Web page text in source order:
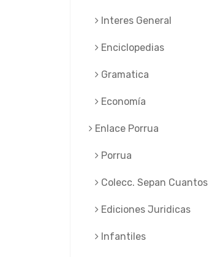
Interes General
Enciclopedias
Gramatica
Economía
Enlace Porrua
Porrua
Colecc. Sepan Cuantos
Ediciones Juridicas
Infantiles